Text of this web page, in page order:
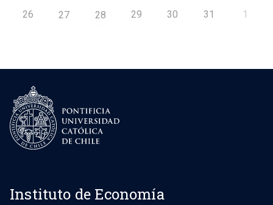
26 27 28 29 30 31 1
Instituto de Economía